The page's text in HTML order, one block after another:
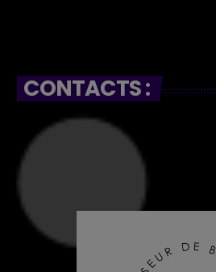
CONTACTS :